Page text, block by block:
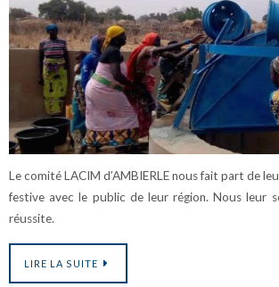
Le comité LACIM d’AMBIERLE nous fait part de
festive avec le public de leur région. Nous leur
réussite.
LIRE LA SUITE